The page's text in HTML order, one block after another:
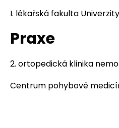
I. lékařská fakulta
Praxe
2. ortopedická klinika
Centrum pohybové